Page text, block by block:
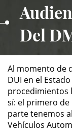
About Us
Áreas
Del
Al momento de
DUI en el
procedimientos
sí: el primero
parte tenemos
Vehículos